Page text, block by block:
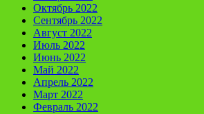
Октябрь 2022
Сентябрь 2022
Август 2022
Июль 2022
Июнь 2022
Май 2022
Апрель 2022
Март 2022
Февраль 2022